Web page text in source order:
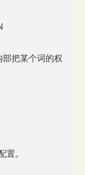
把某个词的权
置。